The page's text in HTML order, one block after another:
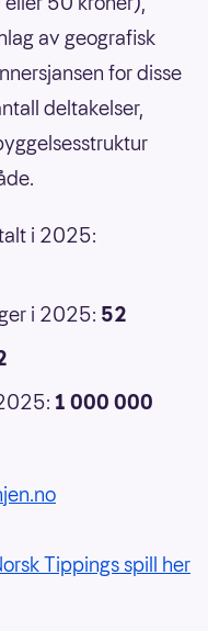
av geografisk
for disse
deltakelser,
i 2025:
i 2025: 52
1 000 000
Tippings spill her